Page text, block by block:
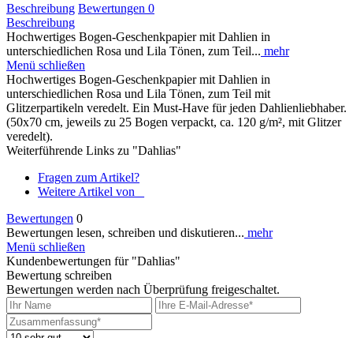
Beschreibung Bewertungen 0
Beschreibung
Hochwertiges Bogen-Geschenkpapier mit Dahlien in
unterschiedlichen Rosa und Lila Tönen, zum Teil... mehr
Menü schließen
Hochwertiges Bogen-Geschenkpapier mit Dahlien in
unterschiedlichen Rosa und Lila Tönen, zum Teil mit
Glitzerpartikeln veredelt. Ein Must-Have für jeden Dahlienliebhaber.
(50x70 cm, jeweils zu 25 Bogen verpackt, ca. 120 g/m², mit Glitzer
veredelt).
Weiterführende Links zu "Dahlias"
Fragen zum Artikel?
Weitere Artikel von _
Bewertungen 0
Bewertungen lesen, schreiben und diskutieren... mehr
Menü schließen
Kundenbewertungen für "Dahlias"
Bewertung schreiben
Bewertungen werden nach Überprüfung freigeschaltet.